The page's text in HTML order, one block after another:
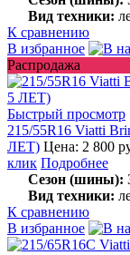
Вид техники:
К сравнению
В избранное
Распродажа
Быстрый просмотр
215/55R16 Viatti
ЛЕТ) Цена: 2 800
клик Подробнее
Сезон (шины):
Вид техники:
К сравнению
В избранное